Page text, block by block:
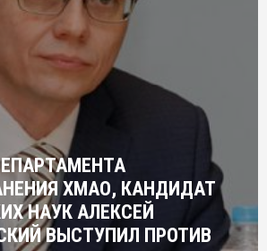
ХМАО, КАНДИДАТ
НАУК АЛЕКСЕЙ
ВЫСТУПИЛ ПРОТИВ